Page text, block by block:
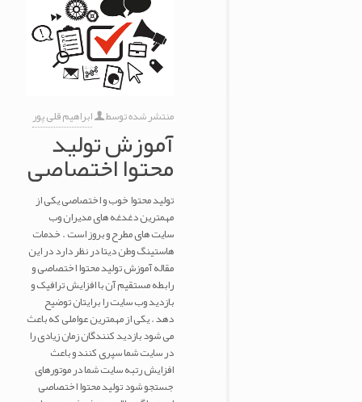
منتشر شده توسط ابراهیم قلی پور
آموزش تولید
محتوا اختصاصی
تولید محتوا خوب و اختصاصی یکی از
مهمترین دغدغه های مدیران وب
سایت های مطرح و بروز است . خدمات
هاستینگ وطن دیتا در نظر دارد در این
مقاله آموزش تولید محتوا اختصاصی و
رابطه مستقیم آن با افزایش ترافیک و
بازدید وب سایت را برایتان توضیح
دهد . یکی از مهمترین عواملی که باعث
می شود بازدید کنندگان زمان زیادی را
در سایت شما سپری کنند و باعث
افزایش رتبه سایت شما در موتورهای
جستجو شود تولید محتوا اختصاصی